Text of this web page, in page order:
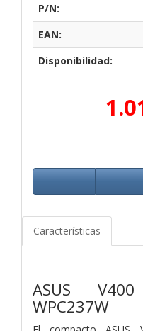
P/N:
EAN:
Disponibilidad:
Características
ASUS
WPC237W